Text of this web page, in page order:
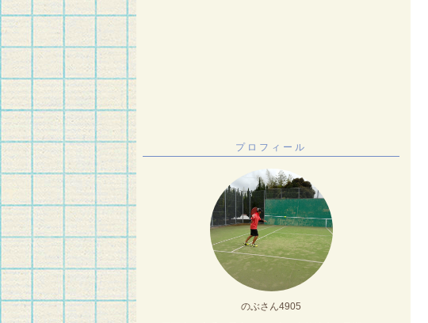
プロフィール
のぶさん4905